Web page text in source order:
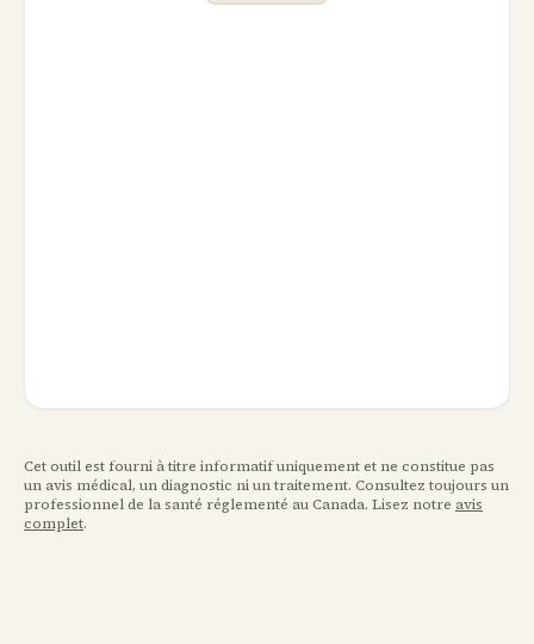
Cet outil est fourni à titre informatif uniquement et ne constitue pas
un avis médical, un diagnostic ni un traitement. Consultez toujours un
professionnel de la santé réglementé au Canada. Lisez notre avis
complet.